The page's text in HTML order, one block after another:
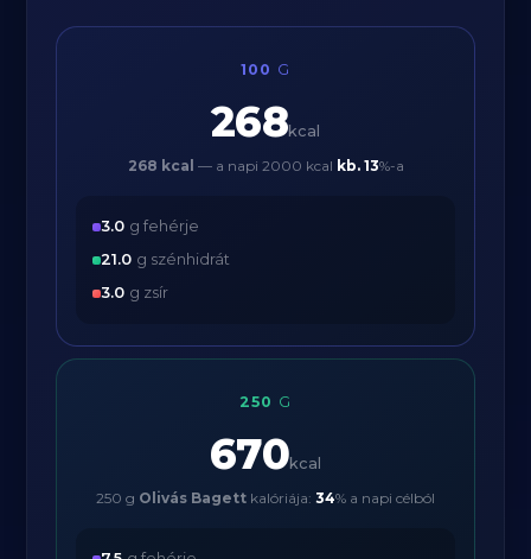
100 G
268kcal
268 kcal — a napi 2000 kcal kb. 13%-a
3.0 g fehérje
21.0 g szénhidrát
3.0 g zsír
250 G
670kcal
250 g Olivás Bagett kalóriája: 34% a napi célból